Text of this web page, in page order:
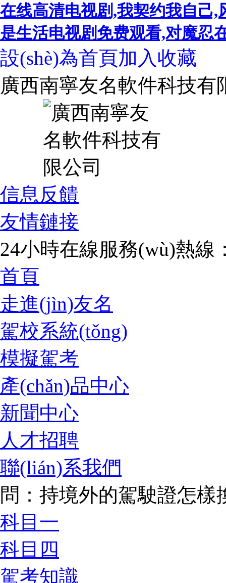
在线高清电视剧,我契约我自己
是生活电视剧免费观看,对魔忍
設(shè)為首頁加入收藏
廣西南寧友名軟件科技有
信息反饋
友情鏈接
24小時在線服務(wù)熱線
首頁
走進(jìn)友名
駕校系統(tǒng)
模擬駕考
產(chǎn)品中心
新聞中心
人才招聘
聯(lián)系我們
問：持境外的駕駛證怎
科目一
科目四
駕考知識